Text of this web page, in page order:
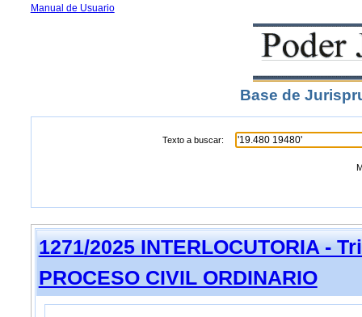
Manual de Usuario
Base de
Texto a buscar:
1271/2025 INTERLOCUTORIA -
PROCESO CIVIL ORDINARIO